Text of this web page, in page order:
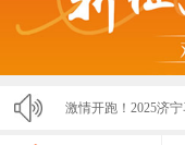
激情开跑！2025济